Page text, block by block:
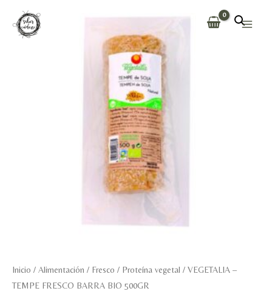
contenido
Inicio / Alimentación / Fresco / Proteína vegetal / VEGETALIA –
TEMPE FRESCO BARRA BIO 500GR